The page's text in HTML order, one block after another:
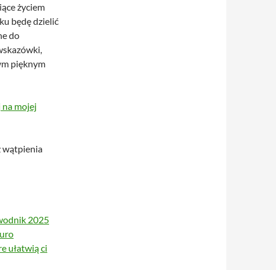
życiem
będę dzielić
do
pięknym
na mojej
wątpienia
2025
ułatwią ci